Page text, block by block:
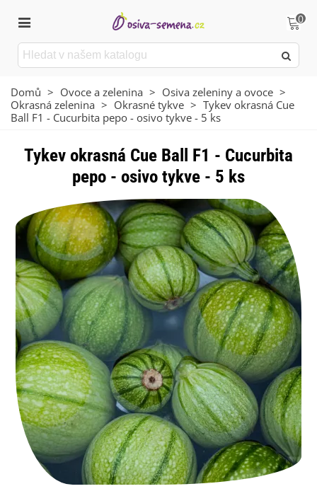
0
Domů > Ovoce a zelenina > Osiva zeleniny a ovoce >
Okrasná zelenina > Okrasné tykve > Tykev okrasná Cue
Ball F1 - Cucurbita pepo - osivo tykve - 5 ks
Tykev okrasná Cue Ball F1 - Cucurbita
pepo - osivo tykve - 5 ks